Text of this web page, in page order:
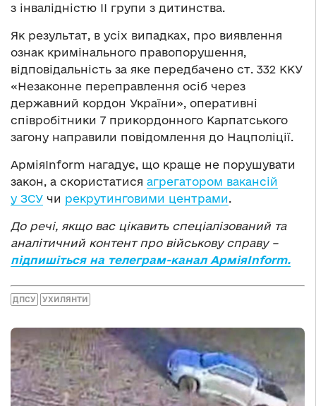
з інвалідністю II групи з дитинства.
Як результат, в усіх випадках, про виявлення
ознак кримінального правопорушення,
відповідальність за яке передбачено ст. 332 ККУ
«Незаконне переправлення осіб через
державний кордон України», оперативні
співробітники 7 прикордонного Карпатського
загону направили повідомлення до Нацполіції.
АрміяInform нагадує, що краще не порушувати
закон, а скористатися агрегатором вакансій
у ЗСУ чи рекрутинговими центрами.
До речі, якщо вас цікавить спеціалізований та
аналітичний контент про військову справу –
підпишіться на телеграм-канал АрміяInform.
ДПСУ УХИЛЯНТИ